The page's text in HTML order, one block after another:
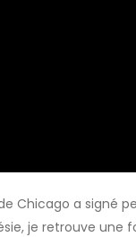
Chicago a signé
je retrouve une